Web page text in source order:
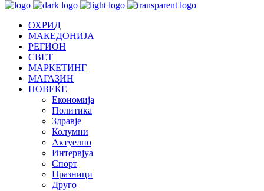
ОХРИД
МАКЕДОНИЈА
РЕГИОН
СВЕТ
МАРКЕТИНГ
МАГАЗИН
ПОВЕЌЕ
Економија
Политика
Здравје
Колумни
Актуелно
Интервјуа
Спорт
Празници
Друго